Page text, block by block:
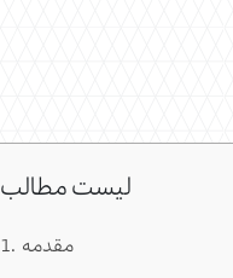
لیست مطالب
مقدمه